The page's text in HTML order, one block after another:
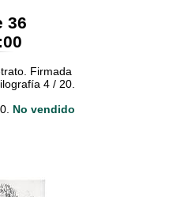
36
Firmada
4 / 20.
No vendido